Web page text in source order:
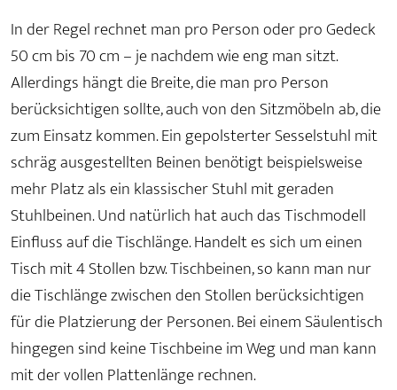
In der Regel rechnet man pro Person oder pro Gedeck
50 cm bis 70 cm – je nachdem wie eng man sitzt.
Allerdings hängt die Breite, die man pro Person
berücksichtigen sollte, auch von den Sitzmöbeln ab, die
zum Einsatz kommen. Ein gepolsterter Sesselstuhl mit
schräg ausgestellten Beinen benötigt beispielsweise
mehr Platz als ein klassischer Stuhl mit geraden
Stuhlbeinen. Und natürlich hat auch das Tischmodell
Einfluss auf die Tischlänge. Handelt es sich um einen
Tisch mit 4 Stollen bzw. Tischbeinen, so kann man nur
die Tischlänge zwischen den Stollen berücksichtigen
für die Platzierung der Personen. Bei einem Säulentisch
hingegen sind keine Tischbeine im Weg und man kann
mit der vollen Plattenlänge rechnen.